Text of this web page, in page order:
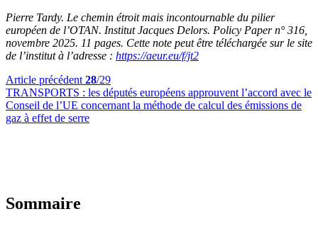
Pierre Tardy. Le chemin étroit mais incontournable du pilier
européen de l’OTAN. Institut Jacques Delors. Policy Paper n° 316,
novembre 2025. 11 pages. Cette note peut être téléchargée sur le site
de l’institut à l’adresse : https://aeur.eu/f/jt2
Article précédent 28/29
TRANSPORTS : les députés européens approuvent l’accord avec le
Conseil de l’UE concernant la méthode de calcul des émissions de
gaz à effet de serre
Sommaire